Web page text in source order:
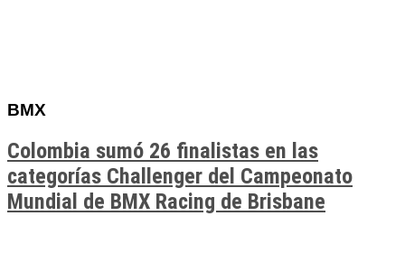
BMX
Colombia sumó 26 finalistas en las
categorías Challenger del Campeonato
Mundial de BMX Racing de Brisbane